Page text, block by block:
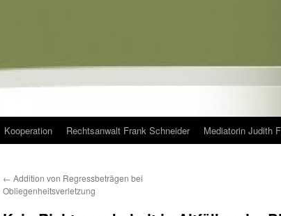
Zum
springen
Kooperation Rechtsanwalt Frank Schneider Mediatorin Judith
← Addition von Regressbeträgen bei
Obliegenheitsverletzung